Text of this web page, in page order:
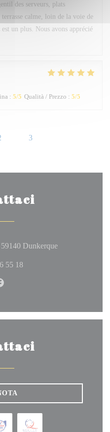
des serveurs, plats
calme, loin de la voie de
un plus. Nous avons apprécié
: 5/5 Qualità / Prezzo : 5/5
3
Dunkerque((apre una
55 18
Facebook ((apre una nuova